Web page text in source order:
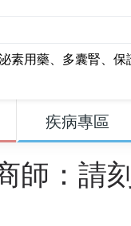
素用藥、 多囊腎、 保
疾病專區
師：請